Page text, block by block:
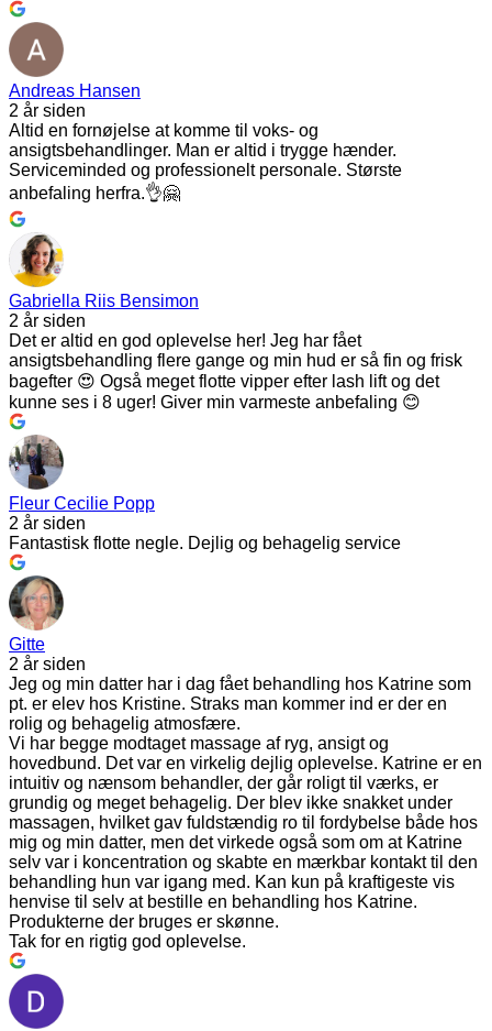
Andreas Hansen
2 år siden
Altid en fornøjelse at komme til voks- og
ansigtsbehandlinger. Man er altid i trygge hænder.
Serviceminded og professionelt personale. Største
anbefaling herfra.👌🤗
Gabriella Riis Bensimon
2 år siden
Det er altid en god oplevelse her! Jeg har fået
ansigtsbehandling flere gange og min hud er så fin og frisk
bagefter 😍 Også meget flotte vipper efter lash lift og det
kunne ses i 8 uger! Giver min varmeste anbefaling 😊
Fleur Cecilie Popp
2 år siden
Fantastisk flotte negle. Dejlig og behagelig service
Gitte
2 år siden
Jeg og min datter har i dag fået behandling hos Katrine som
pt. er elev hos Kristine. Straks man kommer ind er der en
rolig og behagelig atmosfære.
Vi har begge modtaget massage af ryg, ansigt og
hovedbund. Det var en virkelig dejlig oplevelse. Katrine er en
intuitiv og nænsom behandler, der går roligt til værks, er
grundig og meget behagelig. Der blev ikke snakket under
massagen, hvilket gav fuldstændig ro til fordybelse både hos
mig og min datter, men det virkede også som om at Katrine
selv var i koncentration og skabte en mærkbar kontakt til den
behandling hun var igang med. Kan kun på kraftigeste vis
henvise til selv at bestille en behandling hos Katrine.
Produkterne der bruges er skønne.
Tak for en rigtig god oplevelse.